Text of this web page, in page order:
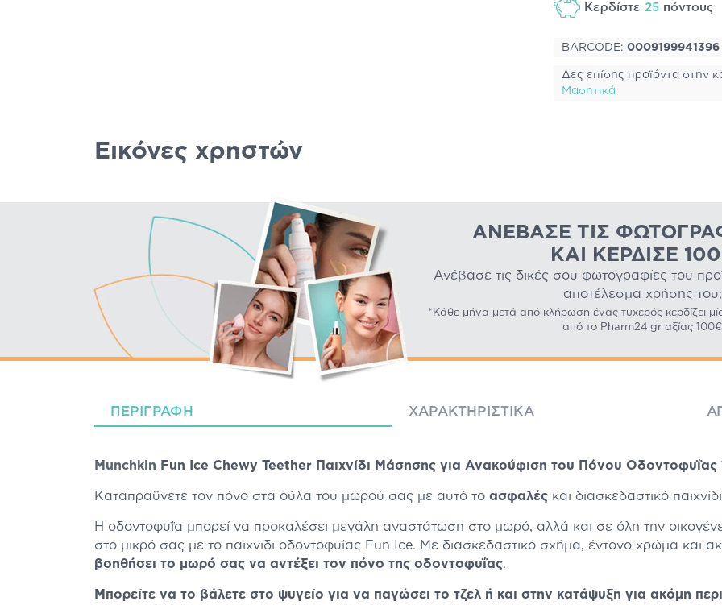
Κερδίστε 25 πόντους
BARCODE: 0009199941396
Δες επίσης προϊόντα στην
Μασητικά
Εικόνες χρηστών
ΑΝΈΒΑΣΕ ΤΙΣ
ΚΑΙ ΚΈΡΔΙΣΕ
Ανέβασε τις δικές σου φωτογραφίες του
αποτέλεσμα χρήσης του;
*Κάθε μήνα μετά από κλήρωση ένας τυχερός κερδίζει
από το Pharm24.gr αξίας 100€
ΠΕΡΙΓΡΑΦΉ ΧΑΡΑΚΤΗΡΙΣΤΙΚΆ
Munchkin Fun Ice Chewy Teether Παιχνίδι Μάσησης για Ανακούφιση του Πόνου Οδοντοφυΐας
Καταπραΰνετε τον πόνο στα ούλα του μωρού σας με αυτό το ασφαλές και διασκεδαστικό
Η οδοντοφυΐα μπορεί να προκαλέσει μεγάλη αναστάτωση στο μωρό, αλλά και σε όλη την
στο μικρό σας με το παιχνίδι οδοντοφυΐας Fun Ice. Με διασκεδαστικό σχήμα, έντονο χρώμα και
βοηθήσει το μωρό σας να αντέξει τον πόνο της οδοντοφυΐας.
Μπορείτε να το βάλετε στο ψυγείο για να παγώσει το τζελ ή και στην κατάψυξη για ακόμη